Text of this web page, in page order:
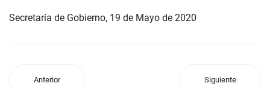
Secretaría de Gobierno, 19 de Mayo de 2020
Anterior Siguiente